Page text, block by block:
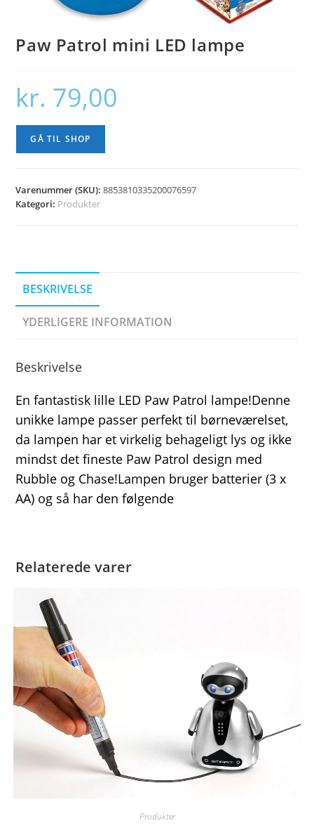
Paw Patrol mini LED lampe
kr. 79,00
GÅ TIL SHOP
Varenummer (SKU):8853810335200076597
Kategori: Produkter
BESKRIVELSE
YDERLIGERE INFORMATION
Beskrivelse
En fantastisk lille LED Paw Patrol lampe!Denne
unikke lampe passer perfekt til børneværelset,
da lampen har et virkelig behageligt lys og ikke
mindst det fineste Paw Patrol design med
Rubble og Chase!Lampen bruger batterier (3 x
AA) og så har den følgende
Relaterede varer
Produkter